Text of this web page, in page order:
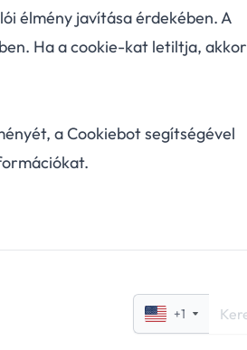
élmény javítása érdekében. A
Ha a cookie-kat letiltja, akkor
a Cookiebot segítségével
+1